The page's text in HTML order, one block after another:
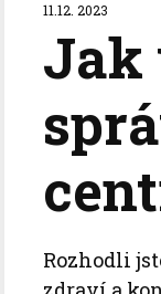
11.12. 2023
Jak
Rozhodli